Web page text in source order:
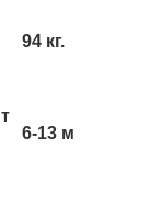
94 кг.
6-13 м